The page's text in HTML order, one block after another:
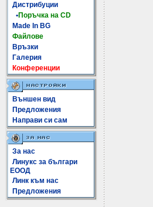
Дистрибуции
•Поръчка на CD
Made In BG
Файлове
Връзки
Галерия
Конференции
Външен вид
Предложения
Направи си сам
За нас
Линукс за българи
ЕООД
Линк към нас
Предложения